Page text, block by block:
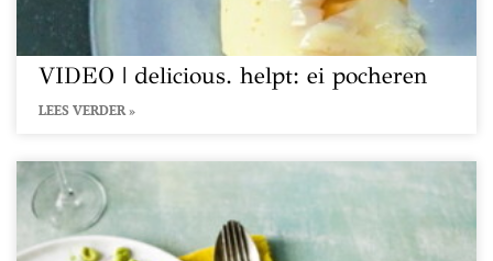
VIDEO | delicious. helpt: ei pocheren
LEES VERDER »